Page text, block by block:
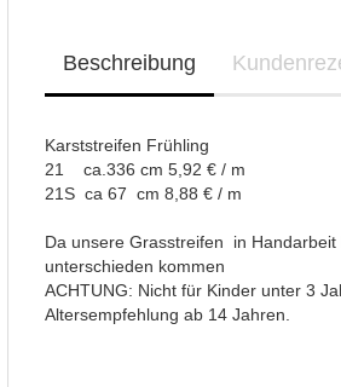
Beschreibung
Karststreifen Frühling
21 ca.336 cm 5,92 € / m
​21S ca 67 cm 8,88 € / m
Da unsere Grasstreifen in
unterschieden kommen
ACHTUNG: Nicht für Kinder unter 3
Altersempfehlung ab 14 Jahren.